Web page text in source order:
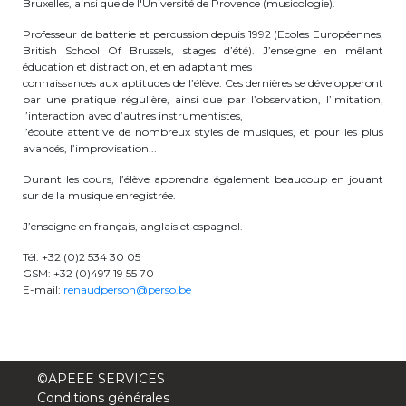
services.be
BE91 3631 6790 0976
Activités périscolaires Uccle
+32 (0)2 375 31 35
BE30 3100 2003 2711
+32 (0)2 374 76 75
cantine@apeee-bxl1-services.be
Bruxelles, ainsi que de l'Université de Provence (musicologie).
Professeur de batterie et percussion depuis 1992 (Ecoles Européennes,
British School Of Brussels, stages d’été). J’enseigne en mêlant
éducation et distraction, et en adaptant mes
connaissances aux aptitudes de l’élève. Ces dernières se développeront
par une pratique régulière, ainsi que par l’observation, l’imitation,
l’interaction avec d’autres instrumentistes,
l’écoute attentive de nombreux styles de musiques, et pour les plus
avancés, l’improvisation...
Durant les cours, l’élève apprendra également beaucoup en jouant
sur de la musique enregistrée.
J’enseigne en français, anglais et espagnol.
Tél: +32 (0)2 534 30 05
GSM: +32 (0)497 19 55 70
E-mail: renaudperson@perso.be
©APEEE SERVICES
Conditions générales